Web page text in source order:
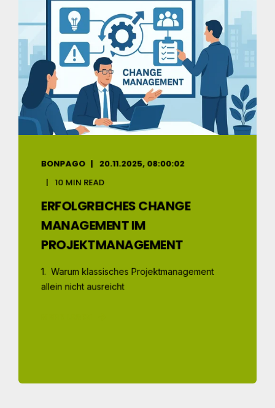
BONPAGO
20.11.2025, 08:00:02
10 MIN READ
ERFOLGREICHES CHANGE
MANAGEMENT IM
PROJEKTMANAGEMENT
1. Warum klassisches Projektmanagement
allein nicht ausreicht